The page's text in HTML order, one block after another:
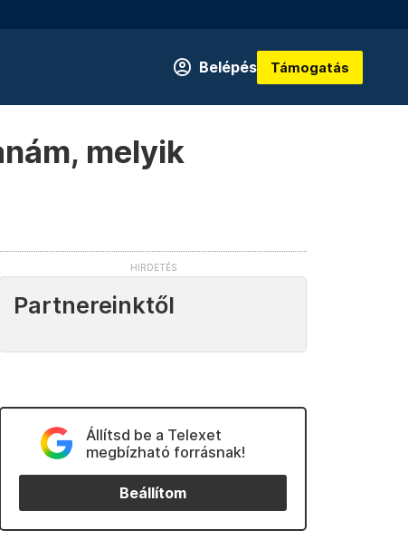
Belépés Támogatás
melyik
Partnereinktől
Állítsd be a Telexet
megbízható forrásnak!
Beállítom